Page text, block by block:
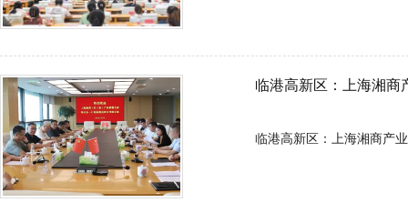
临港高新区：上海湘商产